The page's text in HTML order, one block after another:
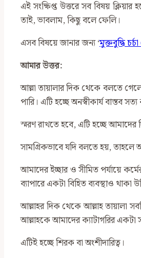
এই সংক্ষিপ্ত উত্তরে সব বিষয়
তাই, ভাবলাম, কিছু বলে ফেলি।
এসব বিষয়ে জানার জন্য ‌‘মুক্তবুদ্ধি
আমার উত্তর:
আল্লা তায়ালার দিক থেকে বলতে
পারি। এটি হচ্ছে অনস্বীকার্য বাস্তব
স্মরণ রাখতে হবে, এটি হচ্ছে
সামগ্রিকভাবে যদি বলতে হয়, তাহলে
আমাদের ইচ্ছার ও সীমিত পর্যায়ে
ব্যাপারে একটা বিহিত ব্যবস্থাও থাকা
আল্লাহর দিক থেকে আল্লাহ তায়ালা
আল্লাহকে আমাদের ক্যাটাগরির একটা
এটিই হচ্ছে শিরক বা অংশীদারিত্ব।